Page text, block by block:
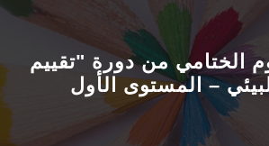
بوابة الطلاب
التسجيل الإلكتروني للطلاب
الختامي من دورة "تقييم